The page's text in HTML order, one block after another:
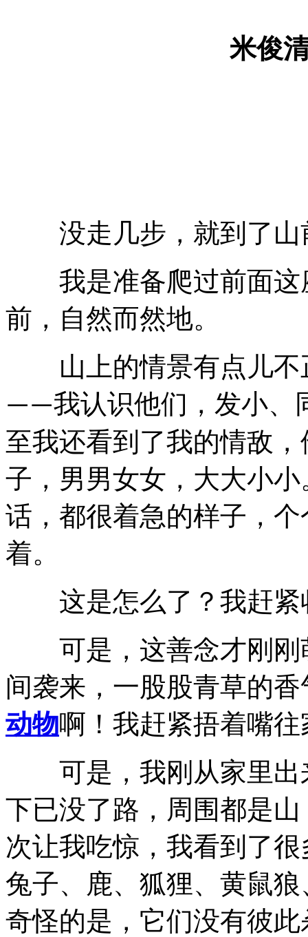
米俊
没走几步，就到了山
我是准备爬过前面这
前，自然而然地。
山上的情景有点儿不
——我认识他们，发小、
至我还看到了我的情敌
子，男男女女，大大小
话，都很着急的样子，
着。
这是怎么了？我赶紧
可是，这善念才刚刚
间袭来，一股股青草的
动物啊！我赶紧捂着嘴往
可是，我刚从家里出
下已没了路，周围都是
次让我吃惊，我看到了
兔子、鹿、狐狸、黄鼠
奇怪的是，它们没有彼